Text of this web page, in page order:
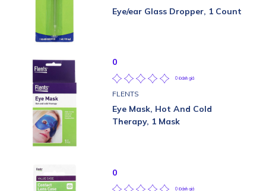
Eye/ear Glass Dropper, 1 Count
0
0 Đánh giá
FLENTS
Eye Mask, Hot And Cold
Therapy, 1 Mask
0
0 Đánh giá